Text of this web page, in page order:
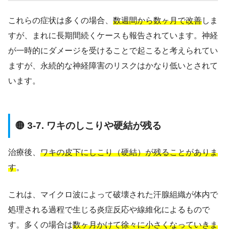
これらの症状は多くの場合、 数週間から数ヶ月で改善しま
すが、まれに長期間続くケースも報告されています。神経
が一時的にダメージを受けることで起こると考えられてい
ますが、永続的な神経障害のリスクはかなり低いとされて
います。
🟡 3-7. ワキのしこりや硬結が残る
治療後、 ワキの皮下にしこり（硬結）が残ることがありま
す。
これは、マイクロ波によって破壊された汗腺組織が体内で
処理される過程で生じる炎症反応や線維化によるもので
す。多くの場合は数ヶ月かけて徐々に小さくなっていきま